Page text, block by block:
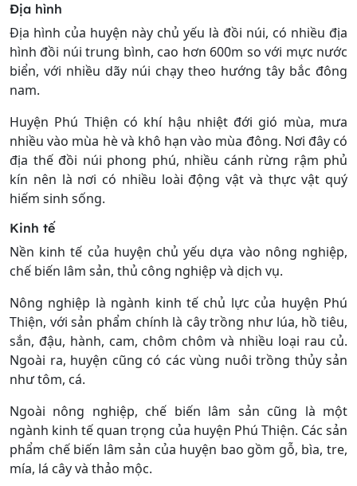
Địa hình
Địa hình của huyện này chủ yếu là đồi núi, có nhiều địa
hình đồi núi trung bình, cao hơn 600m so với mực nước
biển, với nhiều dãy núi chạy theo hướng tây bắc đông
nam.
Huyện Phú Thiện có khí hậu nhiệt đới gió mùa, mưa
nhiều vào mùa hè và khô hạn vào mùa đông. Nơi đây có
địa thế đồi núi phong phú, nhiều cánh rừng rậm phủ
kín nên là nơi có nhiều loài động vật và thực vật quý
hiếm sinh sống.
Kinh tế
Nền kinh tế của huyện chủ yếu dựa vào nông nghiệp,
chế biến lâm sản, thủ công nghiệp và dịch vụ.
Nông nghiệp là ngành kinh tế chủ lực của huyện Phú
Thiện, với sản phẩm chính là cây trồng như lúa, hồ tiêu,
sắn, đậu, hành, cam, chôm chôm và nhiều loại rau củ.
Ngoài ra, huyện cũng có các vùng nuôi trồng thủy sản
như tôm, cá.
Ngoài nông nghiệp, chế biến lâm sản cũng là một
ngành kinh tế quan trọng của huyện Phú Thiện. Các sản
phẩm chế biến lâm sản của huyện bao gồm gỗ, bìa, tre,
mía, lá cây và thảo mộc.